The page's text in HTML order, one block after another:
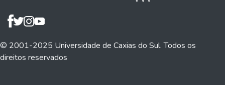
© 2001-2025 Universidade de Caxias do Sul. Todos os
direitos reservados